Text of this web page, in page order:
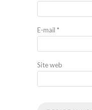
E-mail *
Site web